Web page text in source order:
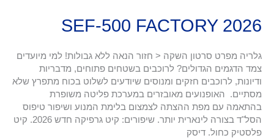
SEF-500 FACTORY 2026
גלריה מפרט סרטון השקה < חזור הנאה ללא גבולות! למי מיועדים
צמד הדגמים הגדולים? לרוכבים בשטחים פתוחים, מדבריות
ודיונות, לרוכבים חזקים ומנוסים שיודעים לשלוט בכוח מתפרץ שלא
מסתיים. האופנועים מאובזרים במערכת פליטה משופרת
בהתאמה עם מפת ההצתה לצמצום בלימת המנוע ושיפור טיפוס
הסל"ד בצורה לינארית יותר. שיפורים: קיט גרפיקה חדש 2026. קיט
פלסטיק כחול. דיסק